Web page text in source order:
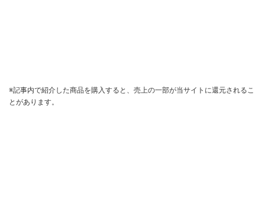
※記事内で紹介した商品を購入すると、売上の一部が当サイトに還元されるこ
とがあります。